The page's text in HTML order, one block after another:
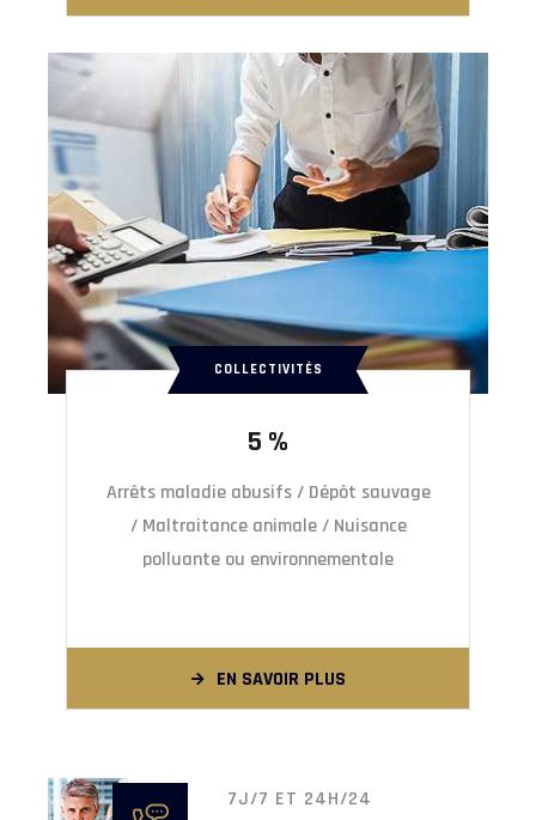
COLLECTIVITÉS
5 %
Arrêts maladie abusifs / Dépôt sauvage
/ Maltraitance animale / Nuisance
polluante ou environnementale
EN SAVOIR PLUS
7J/7 ET 24H/24